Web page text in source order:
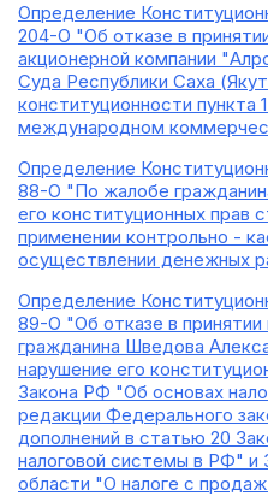
Определение
204-О "Об отказе в
акционерной компании
Суда Республики Саха
конституционности
международном
Определение
88-О "По жалобе
его конституционных прав
применении контрольно -
осуществлении денежных
Определение
89-О "Об отказе в
гражданина Шведова
нарушение его
Закона РФ "Об основах
редакции Федерального
дополнений в статью 20
налоговой системы в РФ" и
области "О налоге с